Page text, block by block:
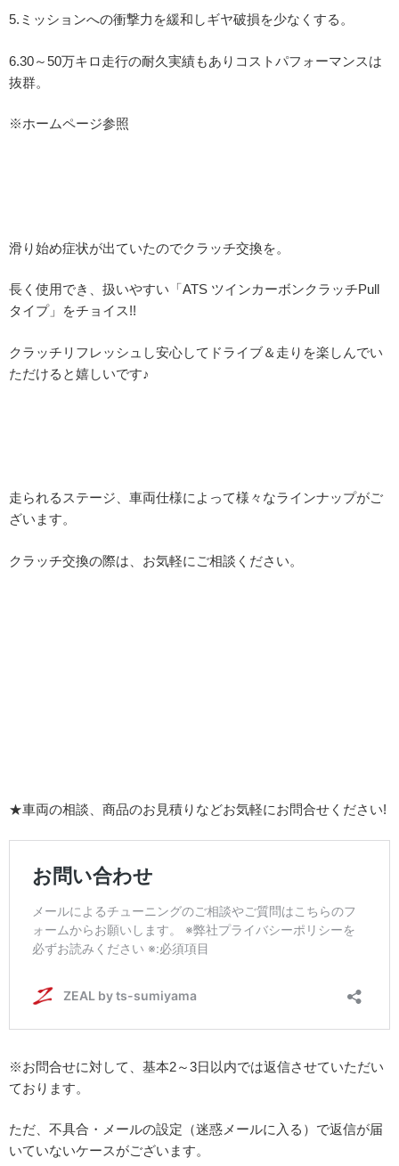
5.ミッションへの衝撃力を緩和しギヤ破損を少なくする。
6.30～50万キロ走行の耐久実績もありコストパフォーマンスは
抜群。
※ホームページ参照
滑り始め症状が出ていたのでクラッチ交換を。
長く使用でき、扱いやすい「ATS ツインカーボンクラッチPull
タイプ」をチョイス!!
クラッチリフレッシュし安心してドライブ＆走りを楽しんでい
ただけると嬉しいです♪
走られるステージ、車両仕様によって様々なラインナップがご
ざいます。
クラッチ交換の際は、お気軽にご相談ください。
★車両の相談、商品のお見積りなどお気軽にお問合せください!
※お問合せに対して、基本2～3日以内では返信させていただい
ております。
ただ、不具合・メールの設定（迷惑メールに入る）で返信が届
いていないケースがございます。